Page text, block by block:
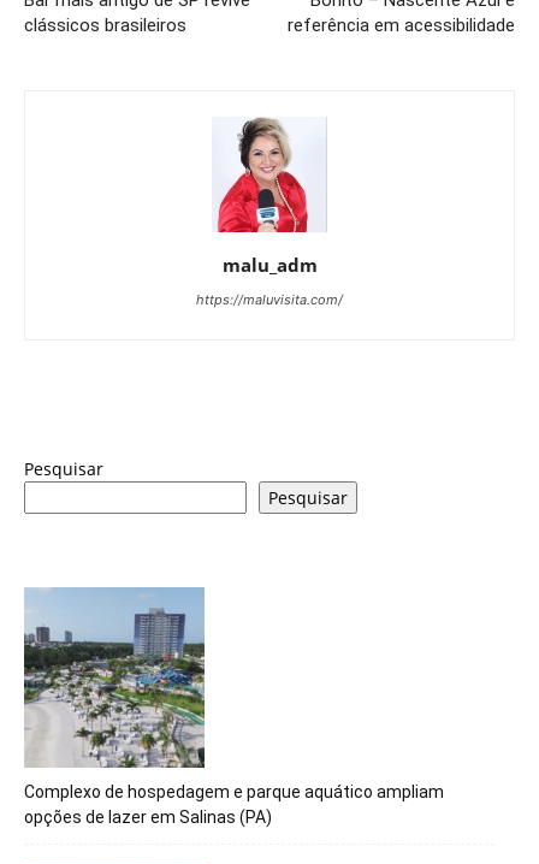
clássicos brasileiros
referência em acessibilidade
malu_adm
https://maluvisita.com/
Pesquisar
Pesquisar
Complexo de hospedagem e parque aquático ampliam
opções de lazer em Salinas (PA)